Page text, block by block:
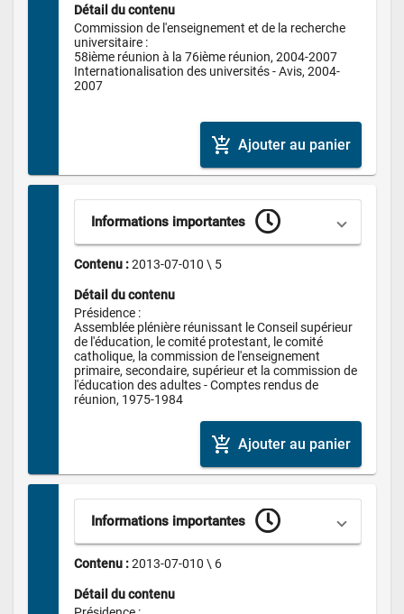
Détail du contenu
Commission de l'enseignement et de la recherche
universitaire :
58ième réunion à la 76ième réunion, 2004-2007
Internationalisation des universités - Avis, 2004-
2007
add_shopping_cart Ajouter au panier
Informations importantes
Contenu : 2013-07-010 \ 5
Détail du contenu
Présidence :
Assemblée plénière réunissant le Conseil supérieur
de l'éducation, le comité protestant, le comité
catholique, la commission de l'enseignement
primaire, secondaire, supérieur et la commission de
l'éducation des adultes - Comptes rendus de
réunion, 1975-1984
add_shopping_cart Ajouter au panier
Informations importantes
Contenu : 2013-07-010 \ 6
Détail du contenu